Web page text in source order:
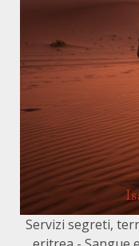
Servizi segreti,